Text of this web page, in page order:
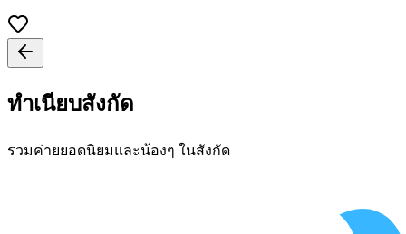
ทำเนียบสังกัด
รวมค่ายยอดนิยมและน้องๆ ในสังกัด